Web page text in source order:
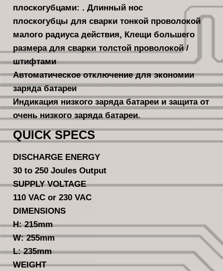
плоскогубцами: . Длинный нос
плоскогубцы для сварки тонкой проволокой
малого радиуса действия, Клещи большего
размера для сварки толстой проволокой /
штифтами
Автоматическое отключение для экономии
заряда батареи
Индикация низкого заряда батареи и защита от
очень низкого заряда батареи.
QUICK SPECS
DISCHARGE ENERGY
30 to 250 Joules Output
SUPPLY VOLTAGE
110 VAC or 230 VAC
DIMENSIONS
H: 215mm
W: 255mm
L: 235mm
WEIGHT